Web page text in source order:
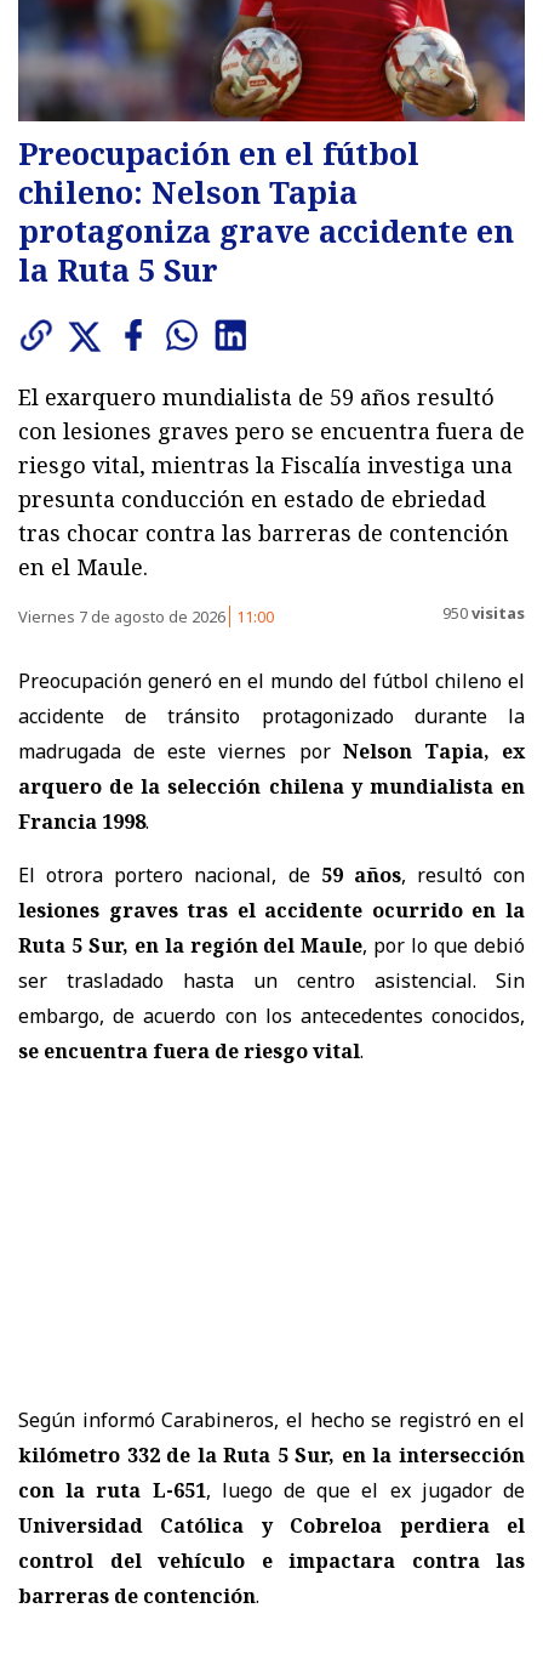
Preocupación en el fútbol
chileno: Nelson Tapia
protagoniza grave accidente en
la Ruta 5 Sur
El exarquero mundialista de 59 años resultó
con lesiones graves pero se encuentra fuera de
riesgo vital, mientras la Fiscalía investiga una
presunta conducción en estado de ebriedad
tras chocar contra las barreras de contención
en el Maule.
Viernes 7 de agosto de 2026 11:00 950visitas
Preocupación generó en el mundo del fútbol chileno el
accidente de tránsito protagonizado durante la
madrugada de este viernes por Nelson Tapia, ex
arquero de la selección chilena y mundialista en
Francia 1998.
El otrora portero nacional, de 59 años, resultó con
lesiones graves tras el accidente ocurrido en la
Ruta 5 Sur, en la región del Maule, por lo que debió
ser trasladado hasta un centro asistencial. Sin
embargo, de acuerdo con los antecedentes conocidos,
se encuentra fuera de riesgo vital.
Según informó Carabineros, el hecho se registró en el
kilómetro 332 de la Ruta 5 Sur, en la intersección
con la ruta L-651, luego de que el ex jugador de
Universidad Católica y Cobreloa perdiera el
control del vehículo e impactara contra las
barreras de contención.